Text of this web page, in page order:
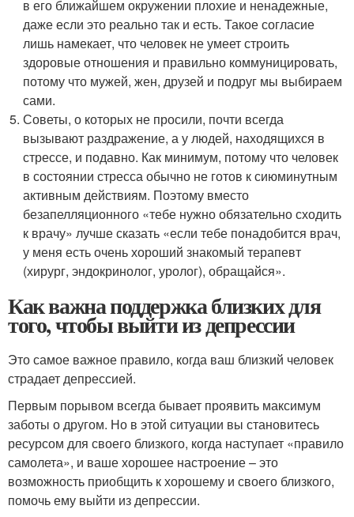
в его ближайшем окружении плохие и ненадежные,
даже если это реально так и есть. Такое согласие
лишь намекает, что человек не умеет строить
здоровые отношения и правильно коммуницировать,
потому что мужей, жен, друзей и подруг мы выбираем
сами.
Советы, о которых не просили, почти всегда
вызывают раздражение, а у людей, находящихся в
стрессе, и подавно. Как минимум, потому что человек
в состоянии стресса обычно не готов к сиюминутным
активным действиям. Поэтому вместо
безапелляционного «тебе нужно обязательно сходить
к врачу» лучше сказать «если тебе понадобится врач,
у меня есть очень хороший знакомый терапевт
(хирург, эндокринолог, уролог), обращайся».
Как важна поддержка близких для
того, чтобы выйти из депрессии
Это самое важное правило, когда ваш близкий человек
страдает депрессией.
Первым порывом всегда бывает проявить максимум
заботы о другом. Но в этой ситуации вы становитесь
ресурсом для своего близкого, когда наступает «правило
самолета», и ваше хорошее настроение – это
возможность приобщить к хорошему и своего близкого,
помочь ему выйти из депрессии.